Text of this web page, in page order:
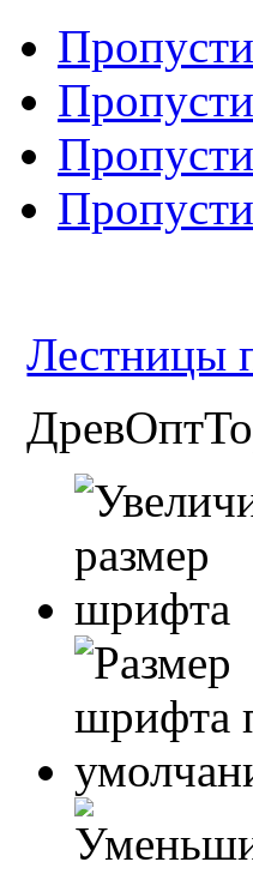
Лестницы